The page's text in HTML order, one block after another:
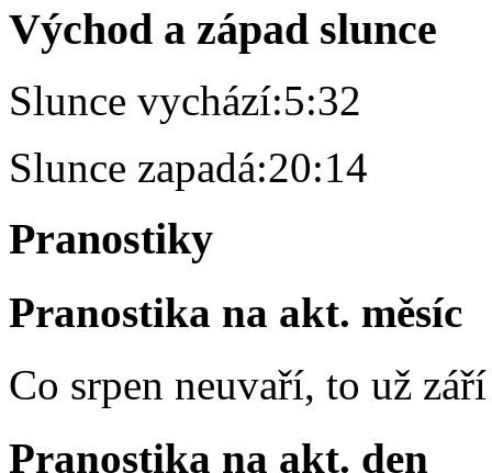
Východ a západ slunce
Slunce vychází:5:32
Slunce zapadá:20:14
Pranostiky
Pranostika na akt. měsíc
Co srpen neuvaří, to už
Pranostika na akt. den